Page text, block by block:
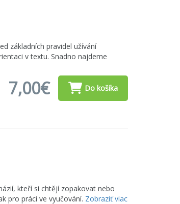
základních pravidel užívání
v textu. Snadno najdeme
7,00€ Do košíka
kteří si chtějí zopakovat nebo
pro práci ve vyučování. Zobraziť viac